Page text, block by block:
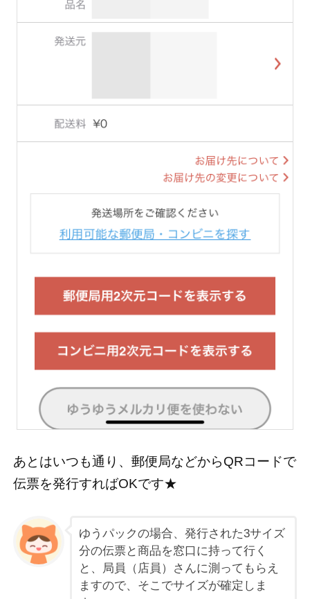
あとはいつも通り、郵便局などからQRコードで
伝票を発行すればOKです★
ゆうパックの場合、発行された3サイズ
分の伝票と商品を窓口に持って行く
と、局員（店員）さんに測ってもらえ
ますので、そこでサイズが確定しま